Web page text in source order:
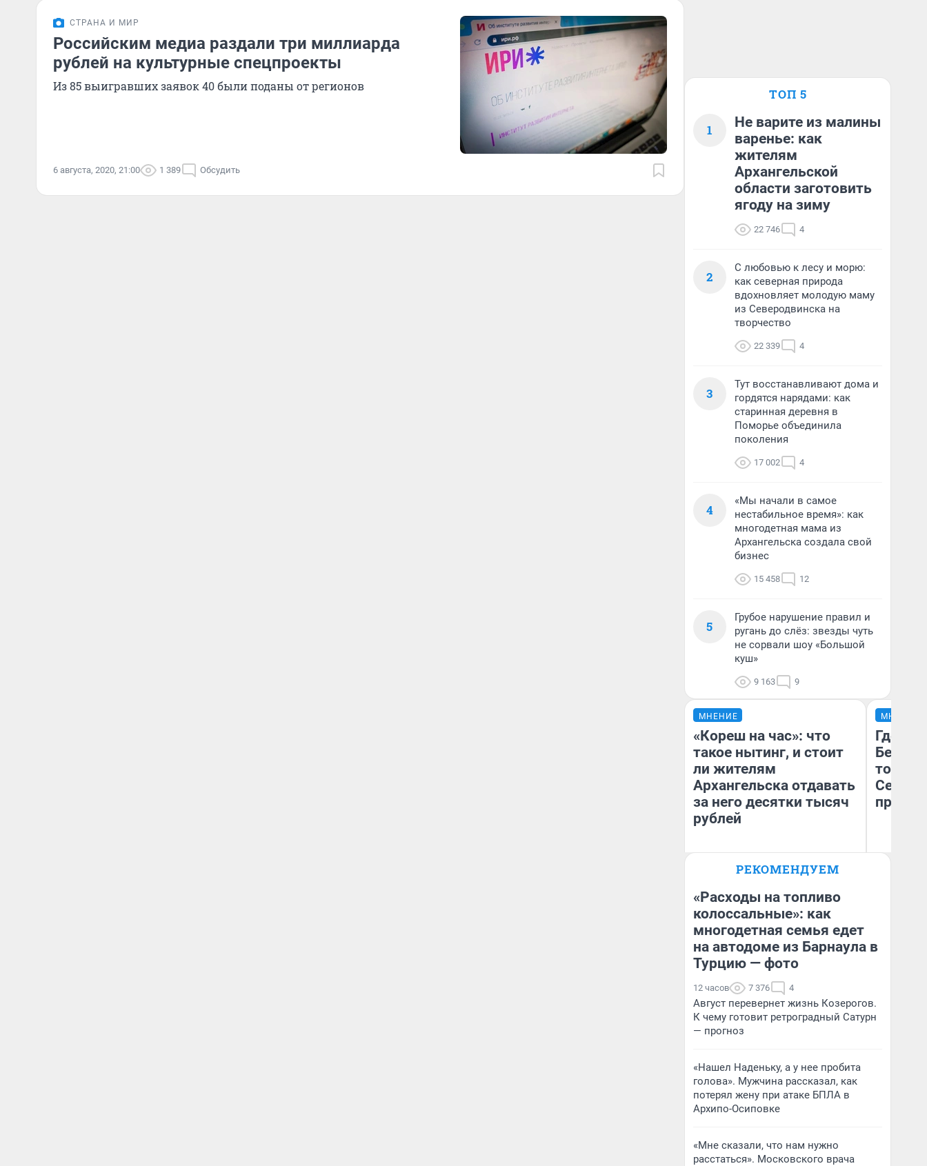
СТРАНА И МИР
Российским медиа раздали три миллиарда
рублей на культурные спецпроекты
Из 85 выигравших заявок 40 были поданы от регионов
6 августа, 2020, 21:00 1 389 Обсудить
ТОП 5
1
Не варите из малины
варенье: как
жителям
Архангельской
области заготовить
ягоду на зиму
22 746 4
2
С любовью к лесу и морю:
как северная природа
вдохновляет молодую маму
из Северодвинска на
творчество
22 339 4
3
Тут восстанавливают дома и
гордятся нарядами: как
старинная деревня в
Поморье объединила
поколения
17 002 4
4
«Мы начали в самое
нестабильное время»: как
многодетная мама из
Архангельска создала свой
бизнес
15 458 12
5
Грубое нарушение правил и
ругань до слёз: звезды чуть
не сорвали шоу «Большой
куш»
9 163 9
МНЕНИЕ
«Кореш на час»: что
такое нытинг, и стоит
ли жителям
Архангельска отдавать
за него десятки тысяч
рублей
Ярослав Пронин
магистр психологии
МНЕНИЕ
Где
Белом
точки
РЕКОМЕНДУЕМ
«Расходы на топливо
колоссальные»: как
многодетная семья едет
на автодоме из Барнаула в
Турцию — фото
12 часов 7 376 4
Август перевернет жизнь Козерогов.
К чему готовит ретроградный Сатурн
— прогноз
«Нашел Наденьку, а у нее пробита
голова». Мужчина рассказал, как
потерял жену при атаке БПЛА в
Архипо-Осиповке
«Мне сказали, что нам нужно
расстаться». Московского врача